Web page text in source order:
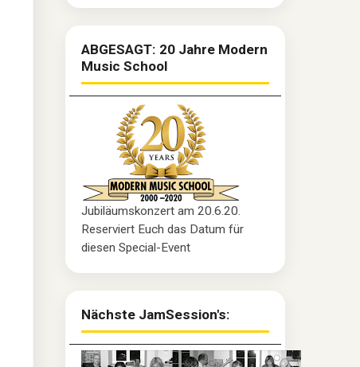
ABGESAGT: 20 Jahre Modern
Music School
Jubiläumskonzert am 20.6.20.
Reserviert Euch das Datum für
diesen Special-Event
Nächste JamSession's: